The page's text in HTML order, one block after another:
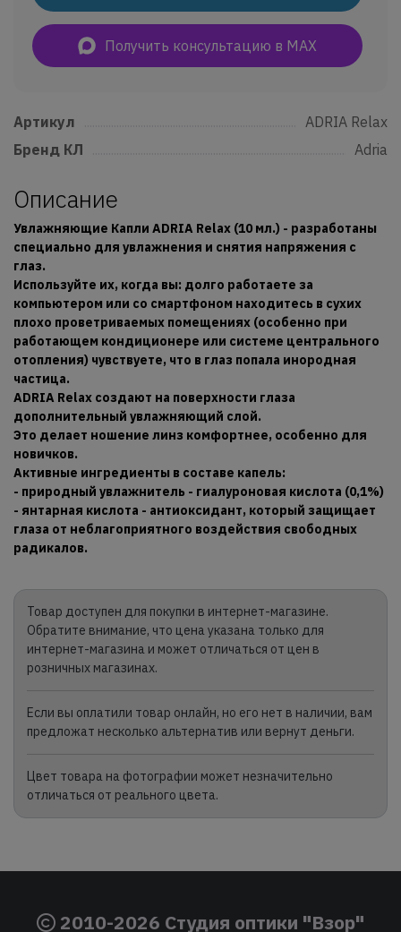
Получить консультацию в MAX
Артикул
ADRIA Relax
Бренд КЛ
Adria
Описание
Увлажняющие Капли ADRIA Relax (10 мл.) - разработаны
специально для увлажнения и снятия напряжения с
глаз.
Используйте их, когда вы: долго работаете за
компьютером или со смартфоном находитесь в сухих
плохо проветриваемых помещениях (особенно при
работающем кондиционере или системе центрального
отопления) чувствуете, что в глаз попала инородная
частица.
ADRIA Relax создают на поверхности глаза
дополнительный увлажняющий слой.
Это делает ношение линз комфортнее, особенно для
новичков.
Активные ингредиенты в составе капель:
- природный увлажнитель - гиалуроновая кислота (0,1%)
- янтарная кислота - антиоксидант, который защищает
глаза от неблагоприятного воздействия свободных
радикалов.
Товар доступен для покупки в интернет-магазине.
Обратите внимание, что цена указана только для
интернет-магазина и может отличаться от цен в
розничных магазинах.
Если вы оплатили товар онлайн, но его нет в наличии, вам
предложат несколько альтернатив или вернут деньги.
Цвет товара на фотографии может незначительно
отличаться от реального цвета.
2010-2026 Студия оптики "Взор"